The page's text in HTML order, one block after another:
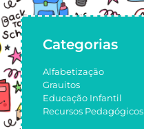
Categorias
Alfabetização
Grauitos
Educação Infantil
Recursos Pedagógicos